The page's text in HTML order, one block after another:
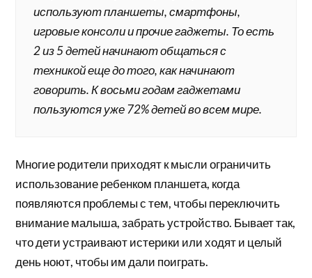
используют планшеты, смартфоны,
игровые консоли и прочие гаджеты. То есть
2 из 5 детей начинают общаться с
техникой еще до того, как начинают
говорить. К восьми годам гаджетами
пользуются уже 72% детей во всем мире.
Многие родители приходят к мысли ограничить
использование ребенком планшета, когда
появляются проблемы с тем, чтобы переключить
внимание малыша, забрать устройство. Бывает так,
что дети устраивают истерики или ходят и целый
день ноют, чтобы им дали поиграть.